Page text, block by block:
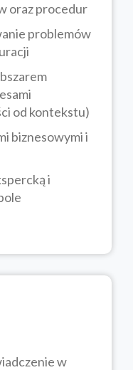
oraz procedur
problemów
od kontekstu)
biznesowymi i
i
w